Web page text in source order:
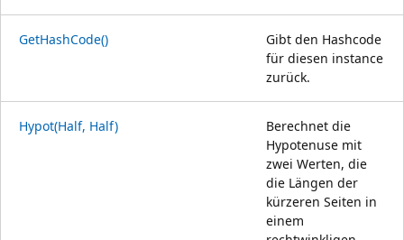
GetHashCode()
Gibt den Hashcode
für diesen instance
zurück.
Hypot(Half, Half)
Berechnet die
Hypotenuse mit
zwei Werten, die
die Längen der
kürzeren Seiten in
einem